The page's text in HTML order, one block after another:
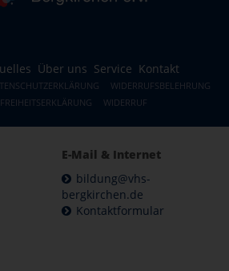
Über uns Service Kontakt
WIDERRUFSBELEHRUNG
WIDERRUF
E-Mail & Internet
bildung@vhs-
bergkirchen.de
Kontaktformular